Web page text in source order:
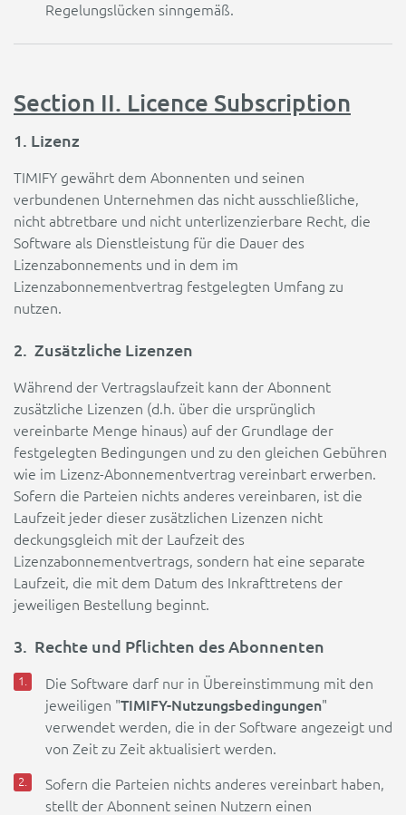
Regelungslücken sinngemäß.
Section II. Licence Subscription
1. Lizenz
TIMIFY gewährt dem Abonnenten und seinen
verbundenen Unternehmen das nicht ausschließliche,
nicht abtretbare und nicht unterlizenzierbare Recht, die
Software als Dienstleistung für die Dauer des
Lizenzabonnements und in dem im
Lizenzabonnementvertrag festgelegten Umfang zu
nutzen.
2. Zusätzliche Lizenzen
Während der Vertragslaufzeit kann der Abonnent
zusätzliche Lizenzen (d.h. über die ursprünglich
vereinbarte Menge hinaus) auf der Grundlage der
festgelegten Bedingungen und zu den gleichen Gebühren
wie im Lizenz-Abonnementvertrag vereinbart erwerben.
Sofern die Parteien nichts anderes vereinbaren, ist die
Laufzeit jeder dieser zusätzlichen Lizenzen nicht
deckungsgleich mit der Laufzeit des
Lizenzabonnementvertrags, sondern hat eine separate
Laufzeit, die mit dem Datum des Inkrafttretens der
jeweiligen Bestellung beginnt.
3. Rechte und Pflichten des Abonnenten
Die Software darf nur in Übereinstimmung mit den
jeweiligen "TIMIFY-Nutzungsbedingungen"
verwendet werden, die in der Software angezeigt und
von Zeit zu Zeit aktualisiert werden.
Sofern die Parteien nichts anderes vereinbart haben,
stellt der Abonnent seinen Nutzern einen